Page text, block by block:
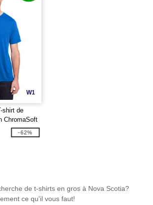
W1
shirt de
ChromaSoft
-62%
de t-shirts en gros à Nova Scotia?
ce qu'il vous faut!